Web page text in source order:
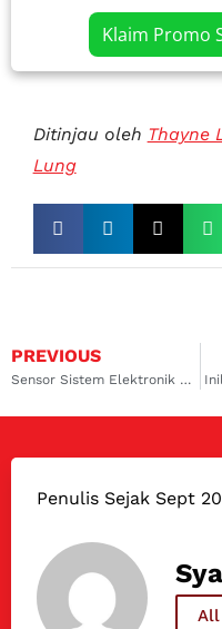
Klaim Promo
Ditinjau oleh Thayne
Lung
PREVIOUS
Sensor Sistem Elektronik AC Rusak: Segera Lakukan Perbaikan AC Mobil Kelapa Gading dan Cempaka Putih
Penulis Sejak Sept
All